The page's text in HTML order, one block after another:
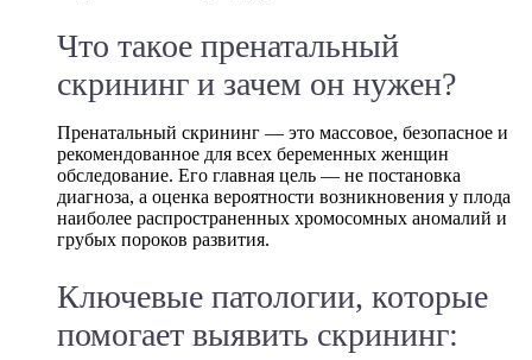
Что такое пренатальный
скрининг и зачем он нужен?
Пренатальный скрининг — это массовое, безопасное и
рекомендованное для всех беременных женщин
обследование. Его главная цель — не постановка
диагноза, а оценка вероятности возникновения у плода
наиболее распространенных хромосомных аномалий и
грубых пороков развития.
Ключевые патологии, которые
помогает выявить скрининг: